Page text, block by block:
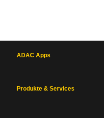
ADAC Apps
Produkte & Services